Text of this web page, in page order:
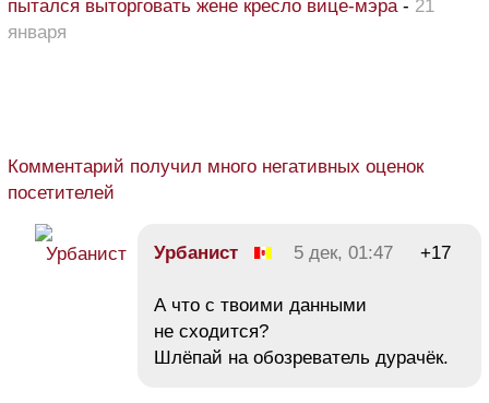
пытался выторговать жене кресло вице-мэра- 21
января
Комментарий получил много негативных оценок
посетителей
Урбанист 5 дек, 01:47 +17
А что с твоими данными
не сходится?
Шлёпай на обозреватель дурачёк.